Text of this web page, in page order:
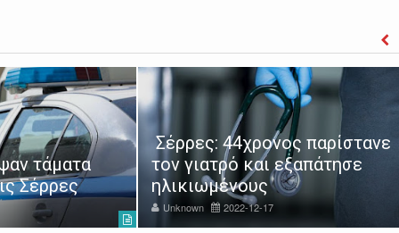
τάματα
Σέρρες
Σέρρες: 44χρονος παρίστανε
τον γιατρό και εξαπάτησε
ηλικιωμένους
Unknown 2022-12-17